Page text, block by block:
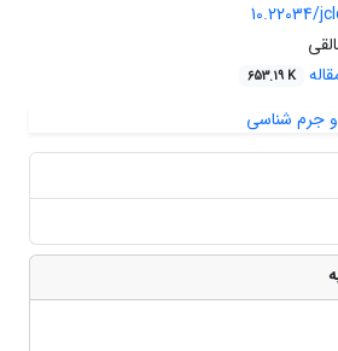
10.22034/
653.19 K